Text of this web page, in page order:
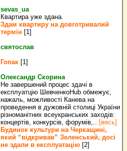
sevas_ua
Квартира уже здана.
Здам квартиру на довготривалий
термін [1]
святослав
Гопак [1]
Олександр Скорина
Не завершений процес здачі в
експлуатцію ШевченкоHub обмежує,
нажаль, можливості Канева на
проведення в дужовній столиці України
різноманітних всеукранських заходів:
концертів, конкурсів, форумів,.. [весь]
Будинок культури на Черкащині,
який “відкривав” Зеленський, досі
не здали в експлуатацію [2]